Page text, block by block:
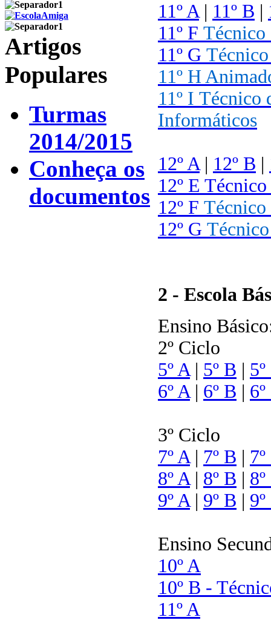
11º A| 11º B |
11º F Técnico
11º G
11º H
11º I Técnico
Informáticos
12º A| 12º B |
12º E
12º F
12º G
2 - Escola
Ensino
2º Ciclo
5º A| 5º B |
6º A| 6º B |
3º Ciclo
7º A| 7º B |
8º A| 8º B |
9º A| 9º B |
Ensino
10º A
10º B -
11º A
Artigos
Populares
Turmas
2014/2015
Conheça os
documentos